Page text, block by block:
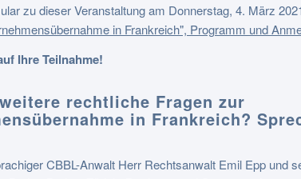
zu dieser Veranstaltung am Donnerstag, 4. März
in Frankreich", Programm und
Ihre Teilnahme!
rechtliche Fragen zur
in Frankreich?
CBBL-Anwalt Herr Rechtsanwalt Emil Epp und